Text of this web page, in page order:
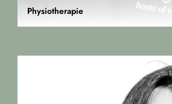
Physiotherapie